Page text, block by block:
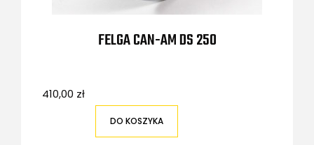
FELGA CAN-AM DS 250
410,00 zł
DO KOSZYKA